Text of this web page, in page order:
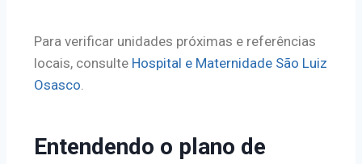
Para verificar unidades próximas e referências
locais, consulte Hospital e Maternidade São Luiz
Osasco
Entendendo o plano de